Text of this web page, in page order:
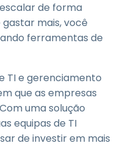
de forma
gastar mais, você
ferramentas de
TI e gerenciamento
que as empresas
uma solução
equipas de TI
de investir em mais